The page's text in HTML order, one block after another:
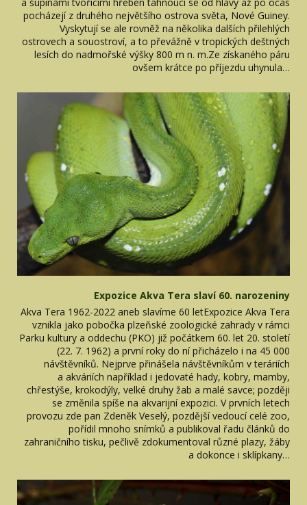
pocházejí z druhého největšího ostrova světa, Nové Guiney.
Vyskytují se ale rovněž na několika dalších přilehlých
ostrovech a souostroví, a to převážně v tropických deštných
lesích do nadmořské výšky 800 m n. m.Ze získaného páru
ovšem krátce po příjezdu uhynula…
Expozice Akva Tera slaví 60. narozeniny
Akva Tera 1962-2022 aneb slavíme 60 letExpozice Akva Tera
vznikla jako pobočka plzeňské zoologické zahrady v rámci
Parku kultury a oddechu (PKO) již počátkem 60. let 20. století
(22. 7. 1962) a první roky do ní přicházelo i na 45 000
návštěvníků. Nejprve přinášela návštěvníkům v teráriích
a akváriích například i jedovaté hady, kobry, mamby,
chřestýše, krokodýly, velké druhy žab a malé savce; později
se změnila spíše na akvarijní expozici. V prvních letech
provozu zde pan Zdeněk Veselý, pozdější vedoucí celé zoo,
pořídil mnoho snímků a publikoval řadu článků do
zahraničního tisku, pečlivě zdokumentoval různé plazy, žáby
a dokonce i sklípkany…